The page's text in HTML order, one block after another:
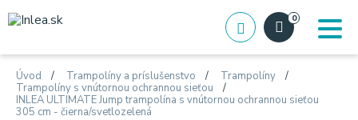
0
Úvod Trampolíny a príslušenstvo
Trampolíny
Trampolíny s vnútornou ochrannou sieťou
INLEA ULTIMATE Jump trampolína s vnútornou ochrannou sieťou
305 cm - čierna/svetlozelená